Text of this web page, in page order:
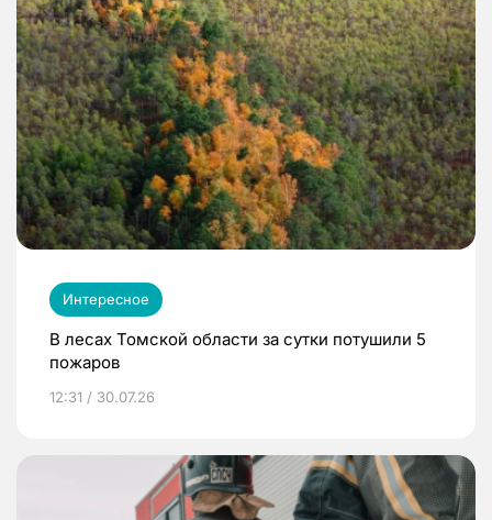
Интересное
В лесах Томской области за сутки потушили 5
пожаров
12:31 / 30.07.26